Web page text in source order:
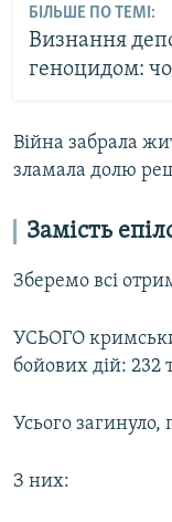
БІЛЬШЕ ПО ТЕМІ:
Визнання
геноцидом:
Війна забрала
зламала долю
Замість
Зберемо всі
УСЬОГО
бойових дій: 232
Усього загинуло,
З них: